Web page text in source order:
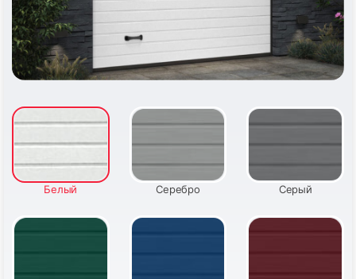
Белый Серебро Серый